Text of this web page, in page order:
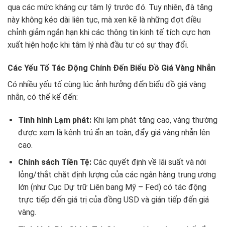
qua các mức kháng cự tâm lý trước đó. Tuy nhiên, đà tăng
này không kéo dài liên tục, mà xen kẽ là những đợt điều
chỉnh giảm ngắn hạn khi các thông tin kinh tế tích cực hơn
xuất hiện hoặc khi tâm lý nhà đầu tư có sự thay đổi.
Các Yếu Tố Tác Động Chính Đến Biểu Đồ Giá Vàng Nhẫn
Có nhiều yếu tố cùng lúc ảnh hưởng đến biểu đồ giá vàng
nhẫn, có thể kể đến:
Tình hình Lạm phát:Khi lạm phát tăng cao, vàng thường
được xem là kênh trú ẩn an toàn, đẩy giá vàng nhẫn lên
cao.
Chính sách Tiền Tệ:Các quyết định về lãi suất và nới
lỏng/thắt chặt định lượng của các ngân hàng trung ương
lớn (như Cục Dự trữ Liên bang Mỹ – Fed) có tác động
trực tiếp đến giá trị của đồng USD và gián tiếp đến giá
vàng.